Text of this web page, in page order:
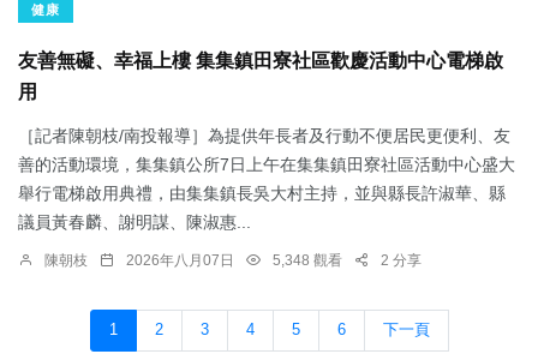
健康
友善無礙、幸福上樓 集集鎮田寮社區歡慶活動中心電梯啟
用
［記者陳朝枝/南投報導］為提供年長者及行動不便居民更便利、友
善的活動環境，集集鎮公所7日上午在集集鎮田寮社區活動中心盛大
舉行電梯啟用典禮，由集集鎮長吳大村主持，並與縣長許淑華、縣
議員黃春麟、謝明謀、陳淑惠...
陳朝枝 2026年八月07日 5,348 觀看 2 分享
1 2 3 4 5 6 下一頁